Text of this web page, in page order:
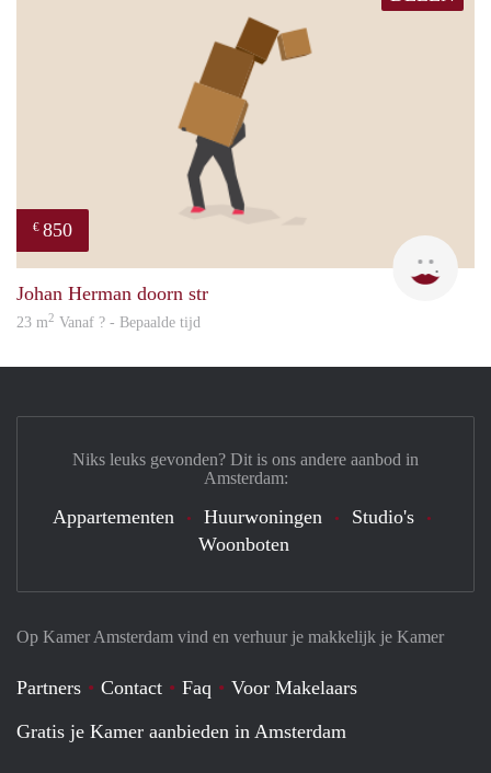
€ 850
Johan Herman doorn str
23 m2 Vanaf ? - Bepaalde tijd
Op Kamer Amsterdam vind en verhuur je makkelijk je Kamer
Partners Contact Faq
Voor Makelaars
Gratis je Kamer aanbieden in Amsterdam
Niks leuks gevonden? Dit is ons andere aanbod in
Amsterdam:
Appartementen Huurwoningen
Studio's
Woonboten